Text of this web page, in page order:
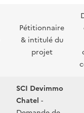
Pétitionnaire
& intitulé du
projet
SCI Devimmo
Chatel -